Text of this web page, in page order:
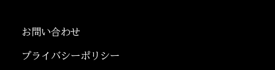
お問い合わせ
プライバシーポリシー